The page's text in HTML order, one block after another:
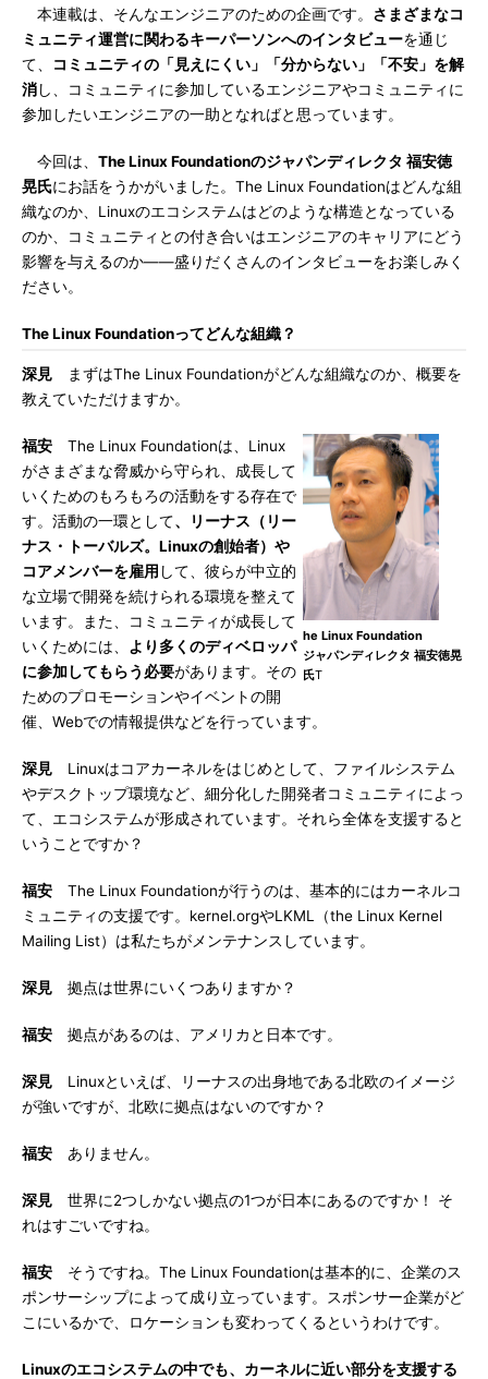
本連載は、そんなエンジニアのための企画です。 さまざまなコ
ミュニティ運営に関わるキーパーソンへのインタビューを通じ
て、
コミュニティの「見えにくい」「分からない」「不安」を解
消し、コミュニティに参加しているエンジニアやコミュニティに
参加したいエンジニアの一助となればと思っています。
今回は、 The Linux Foundationのジャパンディレクタ 福安徳
晃氏にお話をうかがいました。The Linux Foundationはどんな組
織なのか、Linuxのエコシステムはどのような構造となっている
のか、コミュニティとの付き合いはエンジニアのキャリアにどう
影響を与えるのか――盛りだくさんのインタビューをお楽しみく
ださい。
The Linux Foundationってどんな組織？
深見 まずはThe Linux Foundationがどんな組織なのか、概要を
教えていただけますか。
he Linux Foundation
ジャパンディレクタ 福安徳晃
氏T
福安 The Linux Foundationは、Linux
がさまざまな脅威から守られ、成長して
いくためのもろもろの活動をする存在で
す。活動の一環として、リーナス（リー
ナス・トーバルズ。Linuxの創始者）や
コアメンバーを雇用 して、彼らが中立的
な立場で開発を続けられる環境を整えて
います。また、コミュニティが成長して
いくためには、
より多くのディベロッパ
に参加してもらう必要があります。その
ためのプロモーションやイベントの開
催、Webでの情報提供などを行っています。
深見 Linuxはコアカーネルをはじめとして、ファイルシステム
やデスクトップ環境など、細分化した開発者コミュニティによっ
て、エコシステムが形成されています。それら全体を支援すると
いうことですか？
福安 The Linux Foundationが行うのは、基本的にはカーネルコ
ミュニティの支援です。kernel.orgやLKML（the Linux Kernel
Mailing List）は私たちがメンテナンスしています。
深見 拠点は世界にいくつありますか？
福安 拠点があるのは、アメリカと日本です。
深見 Linuxといえば、リーナスの出身地である北欧のイメージ
が強いですが、北欧に拠点はないのですか？
福安 ありません。
深見 世界に2つしかない拠点の1つが日本にあるのですか！ そ
れはすごいですね。
福安 そうですね。The Linux Foundationは基本的に、企業のス
ポンサーシップによって成り立っています。スポンサー企業がど
こにいるかで、ロケーションも変わってくるというわけです。
Linuxのエコシステムの中でも、カーネルに近い部分を支援する